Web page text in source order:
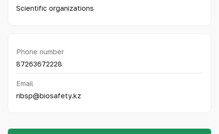
Scientific organizations
Phone number
87263672228
Email
ribsp@biosafety.kz